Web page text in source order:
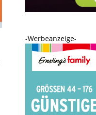
-Werbeanzeige-